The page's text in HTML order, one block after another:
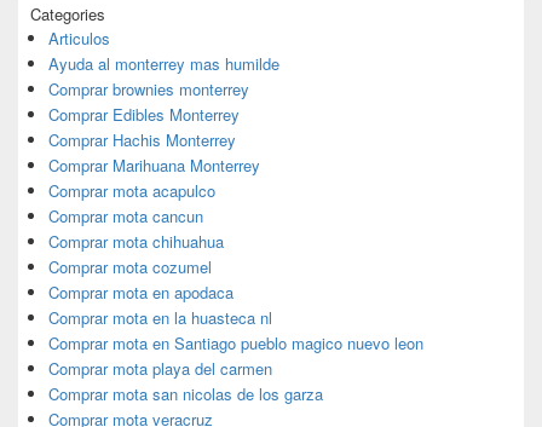
Categories
Articulos
Ayuda al monterrey mas humilde
Comprar brownies monterrey
Comprar Edibles Monterrey
Comprar Hachis Monterrey
Comprar Marihuana Monterrey
Comprar mota acapulco
Comprar mota cancun
Comprar mota chihuahua
Comprar mota cozumel
Comprar mota en apodaca
Comprar mota en la huasteca nl
Comprar mota en Santiago pueblo magico nuevo leon
Comprar mota playa del carmen
Comprar mota san nicolas de los garza
Comprar mota veracruz